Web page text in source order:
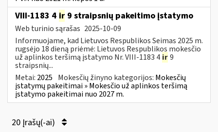
VIII-1183 4 ir 9 straipsnių pakeitimo įstatymo
Web turinio sąrašas 2025-10-09
Informuojame, kad Lietuvos Respublikos Seimas 2025 m.
rugsėjo 18 dieną priėmė: Lietuvos Respublikos mokesčio
už aplinkos teršimą įstatymo Nr. VIII-1183 4 ir9
straipsnių...
Metai: 2025 Mokesčių žinyno kategorijos: Mokesčių
įstatymų pakeitimai » Mokesčio už aplinkos teršimą
įstatymo pakeitimai nuo 2027 m.
20 Įrašų(-ai)